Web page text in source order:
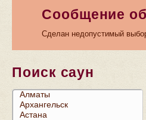
Сообщение
Сделан недопустимый
Поиск саун